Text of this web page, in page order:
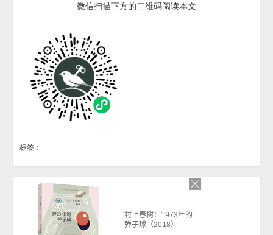
微信扫描下方的二维码阅读本文
标签：